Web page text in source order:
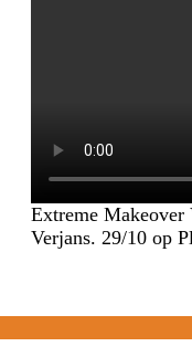
Extreme
Verjans. 29/10 op